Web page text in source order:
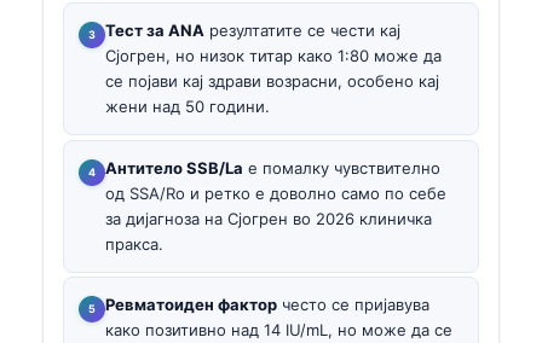
Тест за ANA резултатите се чести кај
Сјогрен, но низок титар како 1:80 може да
се појави кај здрави возрасни, особено кај
жени над 50 години.
Антитело SSB/La е помалку чувствително
од SSA/Ro и ретко е доволно само по себе
за дијагноза на Сјогрен во 2026 клиничка
пракса.
Ревматоиден фактор често се пријавува
како позитивно над 14 IU/mL, но може да се